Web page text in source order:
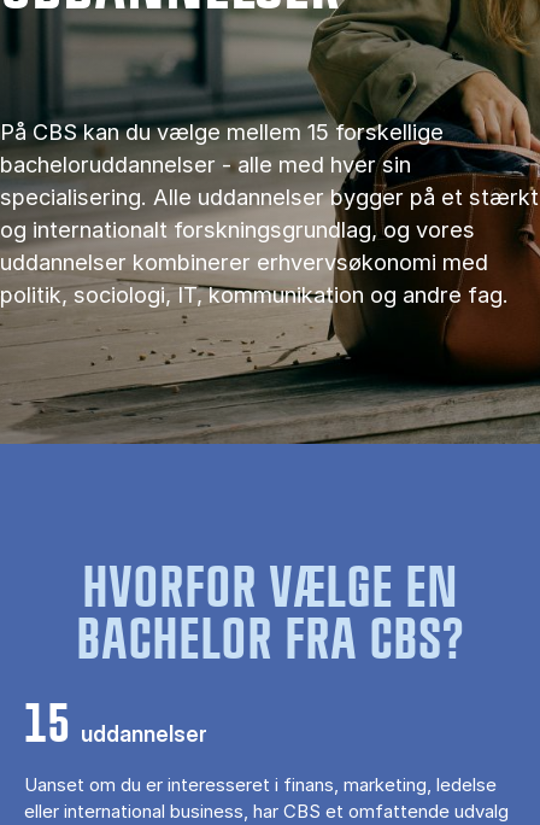
På CBS kan du vælge mellem 15 forskellige
bacheloruddannelser - alle med hver sin
specialisering. Alle uddannelser bygger på et stærkt
og internationalt forskningsgrundlag, og vores
uddannelser kombinerer erhvervsøkonomi med
politik, sociologi, IT, kommunikation og andre fag.
HVORFOR VÆLGE EN
BACHELOR FRA CBS?
15 uddannelser
Uanset om du er interesseret i finans, marketing, ledelse
eller international business, har CBS et omfattende udvalg